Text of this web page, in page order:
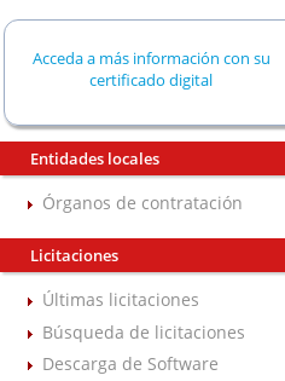
Acceda a más información con su
certificado digital
Entidades locales
Órganos de contratación
Licitaciones
Últimas licitaciones
Búsqueda de licitaciones
Descarga de Software